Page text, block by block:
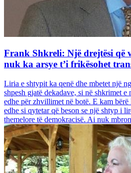
Frank Shkreli: Një drejtësi që
nuk ka arsye t’i frikësohet
Liria e shtypit ka qenë dhe mbetet një
shpesh gjatë dekadave, si në shkrimet e
edhe për zhvillimet në botë. E kam
edhe si qytetar që beson se një shtyp i
themelore të demokracisë. Ai nuk